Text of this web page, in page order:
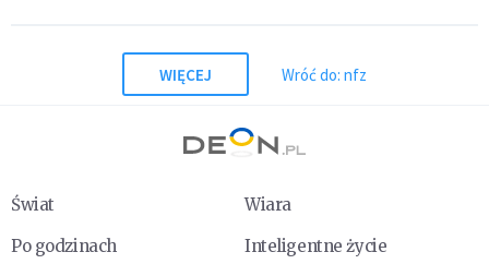
WIĘCEJ Wróć do: nfz
Świat
Wiara
Po godzinach
Inteligentne życie